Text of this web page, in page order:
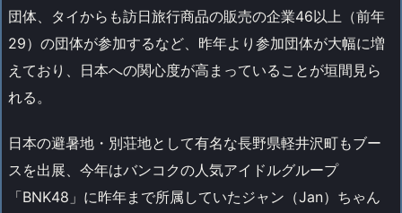
団体、タイからも訪日旅行商品の販売の企業46以上（前年
29）の団体が参加するなど、昨年より参加団体が大幅に増
えており、日本への関心度が高まっていることが垣間見ら
れる。
日本の避暑地・別荘地として有名な長野県軽井沢町もブー
スを出展、今年はバンコクの人気アイドルグループ
「BNK48」に昨年まで所属していたジャン（Jan）ちゃん